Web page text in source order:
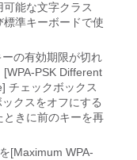
能な文字クラス
準キーボードで使
の有効期限が切れ
PSK Different
チェックボックス
クスをオフにする
ときに前のキーを再
[Maximum WPA-